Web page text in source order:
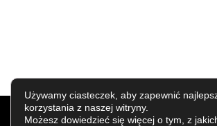
COPYRIGHT © ALL RIGHTS
CREATED BY
Używamy ciasteczek, aby zapewnić
korzystania z naszej witryny.
Możesz dowiedzieć się więcej o tym, z